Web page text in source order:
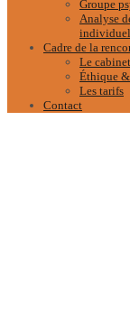
Groupe
Analyse
Cadre de la
Le
Éthique
Les tarifs
Contact